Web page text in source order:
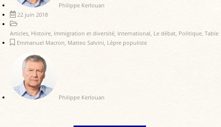
Philippe Kerlouan
22 juin 2018
Articles Histoire Immigration et diversité International Le débat Politique Table
Emmanuel Macron Matteo Salvini Lèpre populiste
Philippe Kerlouan